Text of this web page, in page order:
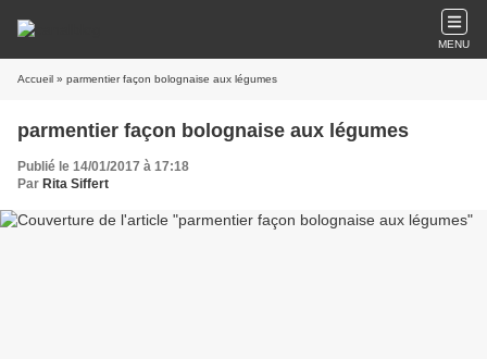
MENU
Accueil » parmentier façon bolognaise aux légumes
parmentier façon bolognaise aux légumes
Publié le 14/01/2017 à 17:18
Par Rita Siffert